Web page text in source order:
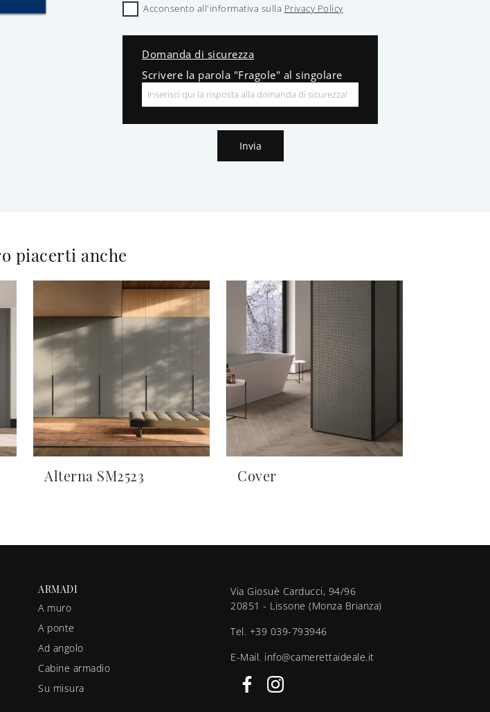
Acconsento all'informativa sulla Privacy Policy
Domanda di sicurezza
Scrivere la parola "Fragole" al singolare
Invia
piacerti anche
Alterna SM2523 Cover
ARMADI
A muro
A ponte
Ad angolo
Cabine armadio
Su misura
Via Giosuè Carducci, 94/96
20851 - Lissone (Monza Brianza)
Tel. +39 039-793946
E-Mail. info@camerettaideale.it